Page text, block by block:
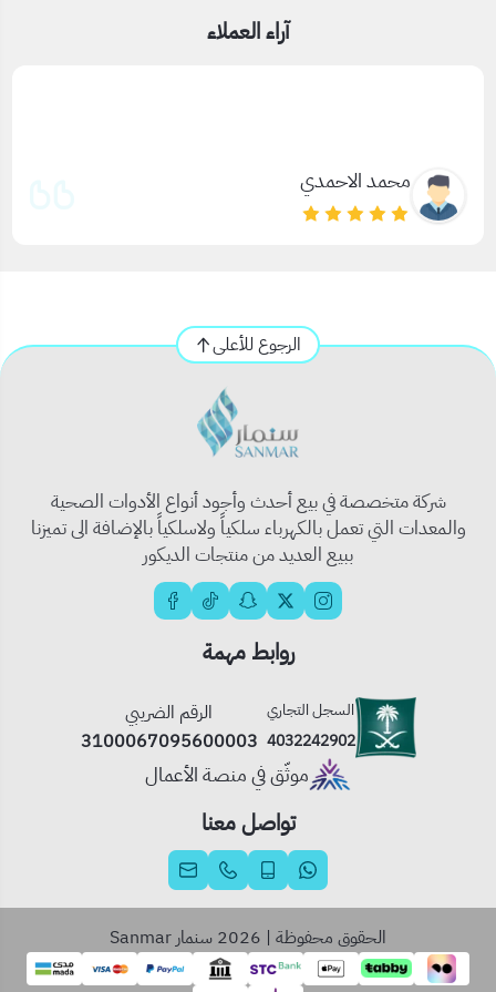
تشغيل مباشر على الكهرباء أو بريموت خامات قوية مناسبة للاستخدام
والمطاعم استخدام شخصي أو تجاري
آراء العملاء
محمد الاحمدي
الرجوع للأعلى
شركة متخصصة في بيع أحدث وأجود أنواع الأدوات الصحية
والمعدات التي تعمل بالكهرباء سلكياً ولاسلكياً بالإضافة الى تميزنا
ببيع العديد من منتجات الديكور
روابط مهمة
السجل التجاري
4032242902
الرقم الضريبي
3100067095600003
موثّق في منصة الأعمال
تواصل معنا
الحقوق محفوظة | 2026 سنمار Sanmar